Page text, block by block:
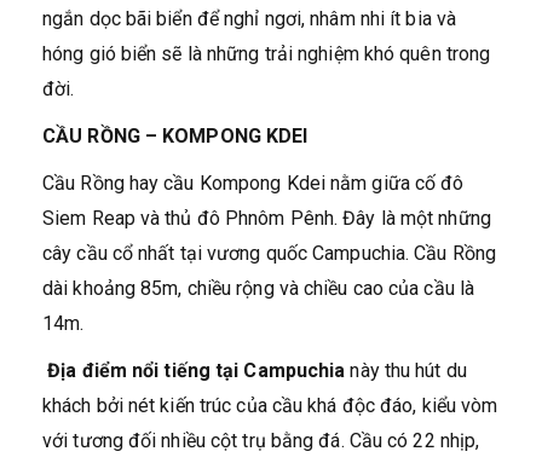
ngắn dọc bãi biển để nghỉ ngơi, nhâm nhi ít bia và
hóng gió biển sẽ là những trải nghiệm khó quên trong
đời.
CẦU RỒNG – KOMPONG KDEI
Cầu Rồng hay cầu Kompong Kdei nằm giữa cố đô
Siem Reap và thủ đô Phnôm Pênh. Đây là một những
cây cầu cổ nhất tại vương quốc Campuchia. Cầu Rồng
dài khoảng 85m, chiều rộng và chiều cao của cầu là
14m.
Địa điểm nổi tiếng tại Campuchia này thu hút du
khách bởi nét kiến trúc của cầu khá độc đáo, kiểu vòm
với tương đối nhiều cột trụ bằng đá. Cầu có 22 nhịp,